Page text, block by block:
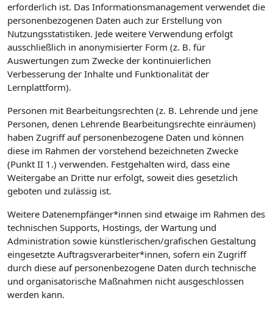
erforderlich ist. Das Informationsmanagement verwendet die
personenbezogenen Daten auch zur Erstellung von
Nutzungsstatistiken. Jede weitere Verwendung erfolgt
ausschließlich in anonymisierter Form (z. B. für
Auswertungen zum Zwecke der kontinuierlichen
Verbesserung der Inhalte und Funktionalität der
Lernplattform).
Personen mit Bearbeitungsrechten (z. B. Lehrende und jene
Personen, denen Lehrende Bearbeitungsrechte einräumen)
haben Zugriff auf personenbezogene Daten und können
diese im Rahmen der vorstehend bezeichneten Zwecke
(Punkt II 1.) verwenden. Festgehalten wird, dass eine
Weitergabe an Dritte nur erfolgt, soweit dies gesetzlich
geboten und zulässig ist.
Weitere Datenempfänger*innen sind etwaige im Rahmen des
technischen Supports, Hostings, der Wartung und
Administration sowie künstlerischen/grafischen Gestaltung
eingesetzte Auftragsverarbeiter*innen, sofern ein Zugriff
durch diese auf personenbezogene Daten durch technische
und organisatorische Maßnahmen nicht ausgeschlossen
werden kann.